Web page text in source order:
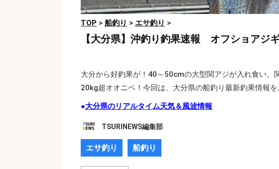
TOP > 船釣り > エサ釣り >
【大分県】沖釣り釣果速報 オフショアジ
大分から好釣果が！40～50cmの大型関アジが入れ食い。
20kg超オオニベ！今回は、大分県の船釣り最新釣果情報を
●大分県のリアルタイム天気＆風波情報
TSURINEWS編集部
エサ釣り 船釣り